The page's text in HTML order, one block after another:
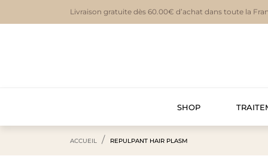
Livraison gratuite dès 60.00€ d’achat dans toute la
SHOP
ACCUEIL REPULPANT HAIR PLASM